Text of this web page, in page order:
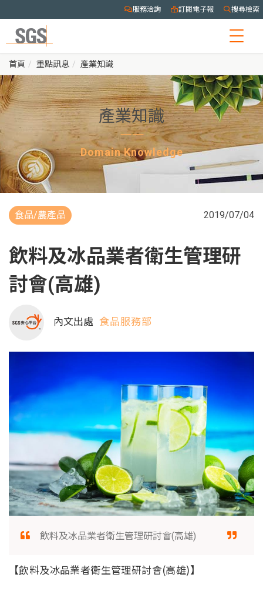
服務洽詢 訂閱電子報 搜尋檢索
首頁 重點訊息 產業知識
產業知識
Domain Knowledge
食品/農產品 2019/07/04
飲料及冰品業者衛生管理研
討會(高雄)
內文出處 食品服務部
飲料及冰品業者衛生管理研討會(高雄)
【飲料及冰品業者衛生管理研討會(高雄)】